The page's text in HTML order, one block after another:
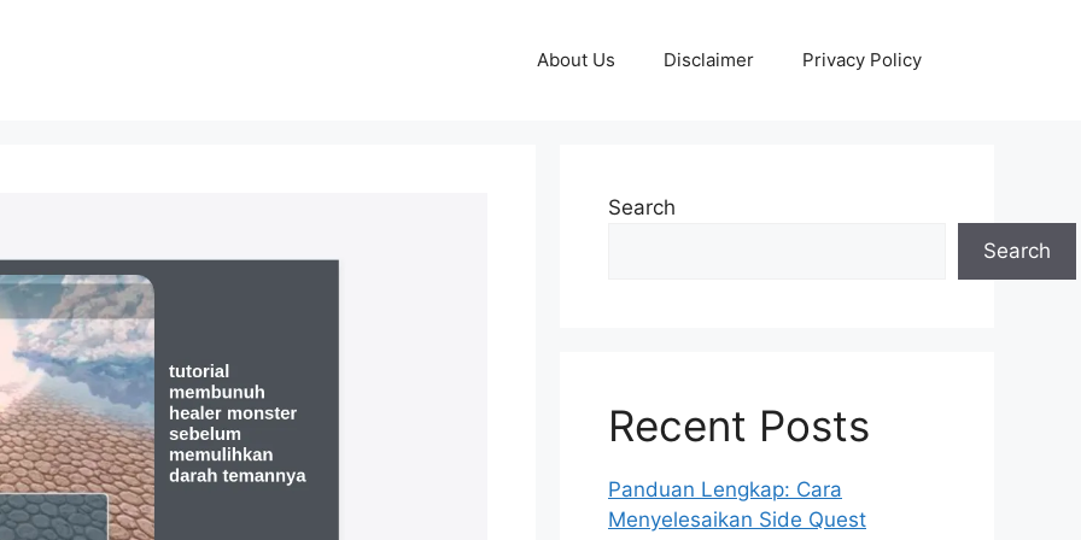
About Us Disclaimer Privacy Policy
Search
Search
Recent Posts
Panduan Lengkap: Cara
Menyelesaikan Side Quest